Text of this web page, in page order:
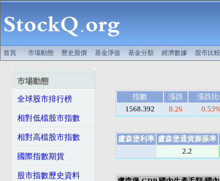
首頁 市場動態 歷史股價 基金淨值 基金分類 經濟數據 股市比較
市場動態
全球股市排行榜
相對低檔股市指數
相對高檔股市指數
國際指數期貨
股市指數歷史資料
指數 漲跌
漲跌
1568.392
8.26
盧森堡利率 盧森堡通貨膨脹率
2.2